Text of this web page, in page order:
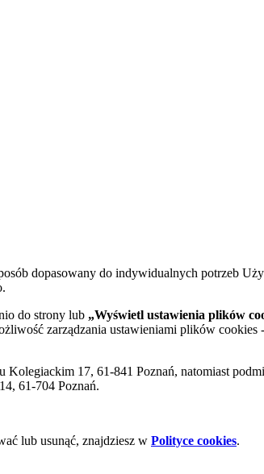
dopasowany do indywidualnych potrzeb
do strony lub „Wyświetl ustawienia plików
zarządzania ustawieniami plików
17, 61-841 Poznań, natomiast
61-704 Poznań.
lub usunąć, znajdziesz w Polityce cookies.